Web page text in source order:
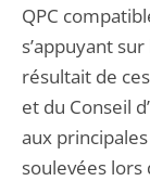
QPC
s’appuyant
résultait de
et du Conseil
aux
soulevées lors